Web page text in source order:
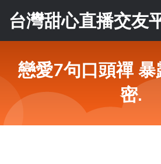
台灣甜心直播交友
戀愛7句口頭禪
密.